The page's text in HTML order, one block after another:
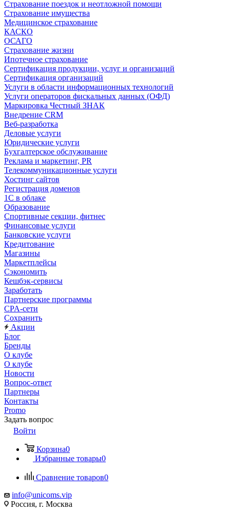
Страхование поездок и неотложной помощи
Страхование имущества
Медицинское страхование
КАСКО
ОСАГО
Страхование жизни
Ипотечное страхование
Сертификация продукции, услуг и организаций
Сертификация организаций
Услуги в области информационных технологий
Услуги операторов фискальных данных (ОФД)
Маркировка Честный ЗНАК
Внедрение CRM
Веб-разработка
Деловые услуги
Юридические услуги
Бухгалтерское обслуживание
Реклама и маркетинг, PR
Телекоммуникационные услуги
Хостинг сайтов
Регистрация доменов
1С в облаке
Образование
Спортивные секции, фитнес
Финансовые услуги
Банковские услуги
Кредитование
Магазины
Маркетплейсы
Сэкономить
Кешбэк-сервисы
Заработать
Партнерские программы
CPA-сети
Сохранить
Акции
Блог
Бренды
О клубе
О клубе
Новости
Вопрос-ответ
Партнеры
Контакты
Promo
Задать вопрос
Войти
Корзина0
Избранные товары0
Сравнение товаров0
info@unicoms.vip
Россия, г. Москва